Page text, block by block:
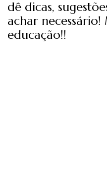
dê dicas,
achar
educação!!